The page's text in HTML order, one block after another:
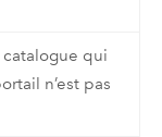
catalogue qui
n’est pas